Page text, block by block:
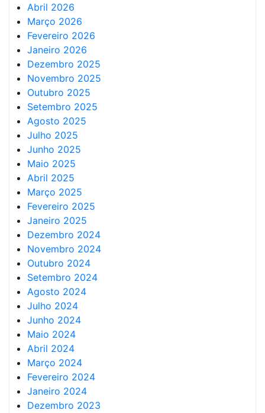
Abril 2026
Março 2026
Fevereiro 2026
Janeiro 2026
Dezembro 2025
Novembro 2025
Outubro 2025
Setembro 2025
Agosto 2025
Julho 2025
Junho 2025
Maio 2025
Abril 2025
Março 2025
Fevereiro 2025
Janeiro 2025
Dezembro 2024
Novembro 2024
Outubro 2024
Setembro 2024
Agosto 2024
Julho 2024
Junho 2024
Maio 2024
Abril 2024
Março 2024
Fevereiro 2024
Janeiro 2024
Dezembro 2023